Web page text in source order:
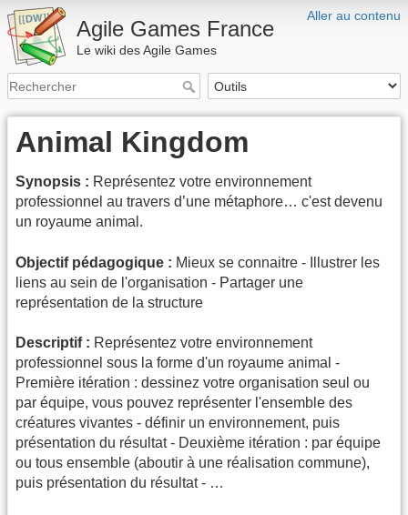
Aller au contenu
Agile Games France
Le wiki des Agile Games
Animal Kingdom
Synopsis : Représentez votre environnement
professionnel au travers d’une métaphore… c'est devenu
un royaume animal.
Objectif pédagogique : Mieux se connaitre - Illustrer les
liens au sein de l'organisation - Partager une
représentation de la structure
Descriptif : Représentez votre environnement
professionnel sous la forme d'un royaume animal -
Première itération : dessinez votre organisation seul ou
par équipe, vous pouvez représenter l'ensemble des
créatures vivantes - définir un environnement, puis
présentation du résultat - Deuxième itération : par équipe
ou tous ensemble (aboutir à une réalisation commune),
puis présentation du résultat - …